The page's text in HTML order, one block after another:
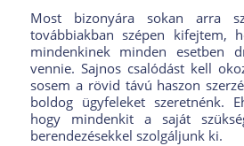
Most bizonyára sokan arra
továbbiakban szépen kifejtem,
mindenkinek minden esetben
vennie. Sajnos csalódást kell
sosem a rövid távú haszon
boldog ügyfeleket szeretnénk.
hogy mindenkit a saját
berendezésekkel szolgáljunk ki.